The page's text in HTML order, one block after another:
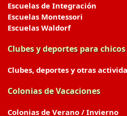
Escuelas de Integración
Escuelas Montessori
Escuelas Waldorf
Clubes y deportes para chicos
Clubes, deportes y otras
Colonias de Vacaciones
Colonias de Verano / Invierno